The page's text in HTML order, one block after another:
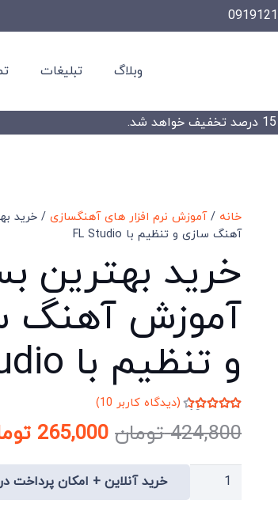
وبلاگ تبلیغات
خانه /آموزش نرم افزار های آهنگسازی/ خرید
آهنگ سازی و تنظیم با FL Studio
خرید بهترین
آموزش آهنگ
و تنظیم با FL Studio
10
مشتری
(دیدگاه کاربر 10
)
424,800 تومان قیمت
424,800
بود.
265,000
خرید آنلاین + امکان پرداخت